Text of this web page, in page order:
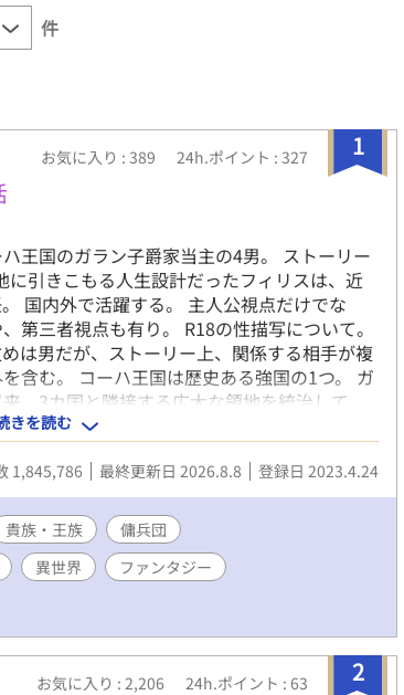
件
1
お気に入り : 389 24h.ポイント : 327
王国のガラン子爵家当主の4男。 ストーリー
引きこもる人生設計だったフィリスは、近
国内外で活躍する。 主人公視点だけでな
第三者視点も有り。 R18の性描写について。
は男だが、ストーリー上、関係する相手が複
含む。 コーハ王国は歴史ある強国の1つ。 ガ
、3カ国と隣接する広大な領地を統治して、
フィリスとその家族は、異世界転生者や異世
転移者は複数登場する。 王侯貴族、宗教国
ダーグラウンドな集団、異世界人、人外な
る予定。 殺人や誘拐を始めとする犯罪や、宗
行為、同意の上での性行為、複数での性行為
書くのに必死なので、項目ごとの注意喚起は
ァンタジー。呪い、神、聖獣、神獣、獣人、
異世界人の扱いに慎重な世界。 話が進むに
が起きたりして、展開していく。
きを読む
1,845,786 最終更新日 2026.8.8 登録日 2023.4.24
貴族・王族
傭兵団
異世界
ファンタジー
2
お気に入り : 2,206 24h.ポイント : 63